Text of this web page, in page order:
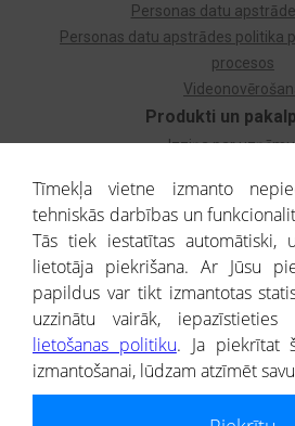
Produkti un
Izziņa par
Dzimtas koks
Uzņēmumu
Monitorings
Kredītizziņa par ārvalstu
Personas datu
Personas datu apstrādes politika
procesos
® CREDITREFORM Latvija
SIA
Tīmekļa vietne izmanto
tehniskās darbības un
Tās tiek iestatītas automātiski,
lietotāja piekrišana. Ar Jūsu
papildus var tikt izmantotas
uzzinātu vairāk,
lietošanas politiku. Ja piekrītat
izmantošanai, lūdzam atzīmēt